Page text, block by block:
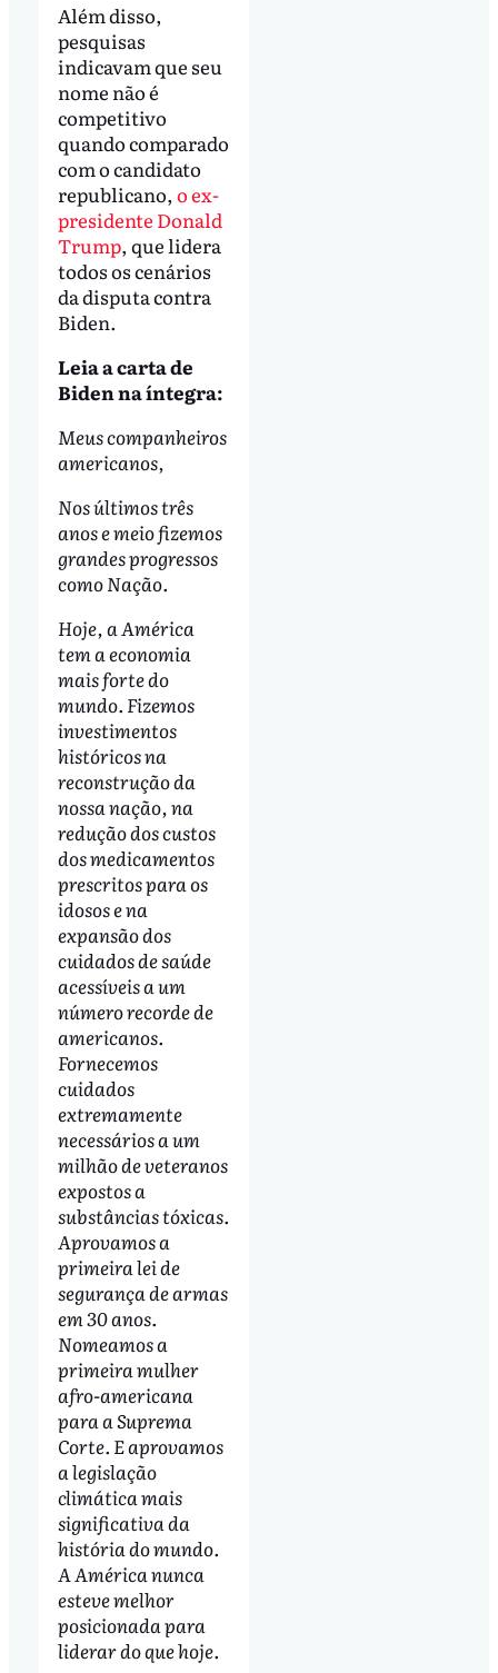
Além disso,
pesquisas
indicavam que seu
nome não é
competitivo
quando comparado
com o candidato
republicano, o ex-
presidente Donald
Trump, que lidera
todos os cenários
da disputa contra
Biden.
Leia a carta de
Biden na íntegra:
Meus companheiros
americanos,
Nos últimos três
anos e meio fizemos
grandes progressos
como Nação.
Hoje, a América
tem a economia
mais forte do
mundo. Fizemos
investimentos
históricos na
reconstrução da
nossa nação, na
redução dos custos
dos medicamentos
prescritos para os
idosos e na
expansão dos
cuidados de saúde
acessíveis a um
número recorde de
americanos.
Fornecemos
cuidados
extremamente
necessários a um
milhão de veteranos
expostos a
substâncias tóxicas.
Aprovamos a
primeira lei de
segurança de armas
em 30 anos.
Nomeamos a
primeira mulher
afro-americana
para a Suprema
Corte. E aprovamos
a legislação
climática mais
significativa da
história do mundo.
A América nunca
esteve melhor
posicionada para
liderar do que hoje.